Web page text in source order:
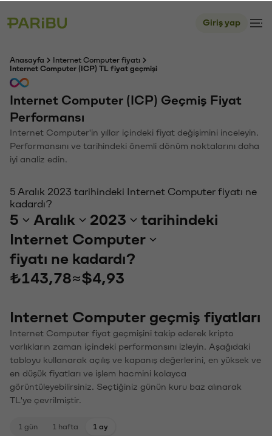
Giriş yap
Anasayfa
Internet Computer fiyatı
Internet Computer (ICP) TL fiyat geçmişi
Internet Computer (ICP) Geçmiş Fiyat
Performansı
Internet Computer'in yıllar içindeki fiyat değişimini inceleyin.
Performansını ve tarihindeki önemli dönüm noktalarını daha
iyi analiz edin.
5 Aralık 2023 tarihindeki Internet Computer fiyatı ne
kadardı?
5 Aralık 2023
tarihindeki
Internet Computer
fiyatı ne kadardı?
₺143,78≈$4,93
Internet Computer geçmiş fiyatları
Internet Computer fiyat geçmişini takip ederek kripto
varlıkların zaman içindeki performansını izleyin. Aşağıdaki
tabloyu kullanarak açılış ve kapanış değerlerini, en yüksek ve
en düşük fiyatları ve işlem hacmini kolayca
görüntüleyebilirsiniz. Seçtiğiniz günün kuru baz alınarak
TL'ye çevrilmiştir.
1 gün 1 hafta 1 ay